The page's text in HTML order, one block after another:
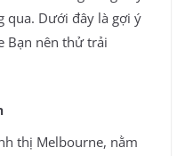
qua. Dưới đây là gợi ý
Bạn nên thử trải
thị Melbourne, nằm